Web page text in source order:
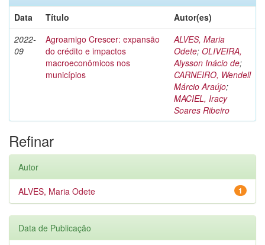
Data
Título
Autor(es)
2022-
09
Agroamigo Crescer: expansão
do crédito e impactos
macroeconômicos nos
municípios
ALVES, Maria
Odete; OLIVEIRA,
Alysson Inácio de;
CARNEIRO, Wendell
Márcio Araújo;
MACIEL, Iracy
Soares Ribeiro
Refinar
Autor
1
ALVES, Maria Odete
Data de Publicação